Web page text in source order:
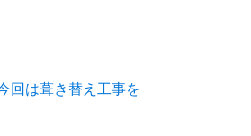
回は葺き替え工事を